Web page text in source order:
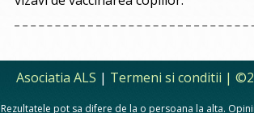
Asociatia ALS | Termeni si conditii |
Rezultatele pot sa difere de la o persoana la alta.